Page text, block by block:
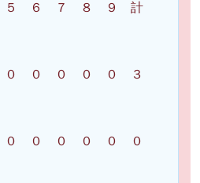
６ ７ ８ ９ 計
０ ０ ０ ０ ３
０ ０ ０ ０ ０